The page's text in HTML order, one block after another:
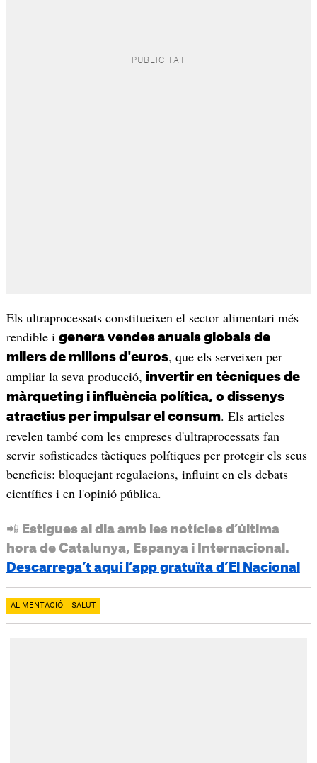
Els ultraprocessats constitueixen el sector alimentari més
rendible i genera vendes anuals globals de
milers de milions d'euros, que els serveixen per
ampliar la seva producció, invertir en tècniques de
màrqueting i influència política, o dissenys
atractius per impulsar el consum. Els articles
revelen també com les empreses d'ultraprocessats fan
servir sofisticades tàctiques polítiques per protegir els seus
beneficis: bloquejant regulacions, influint en els debats
científics i en l'opinió pública.
📲 Estigues al dia amb les notícies d’última
hora de Catalunya, Espanya i Internacional.
Descarrega’t aquí l’app gratuïta d’El Nacional
ALIMENTACIÓ SALUT